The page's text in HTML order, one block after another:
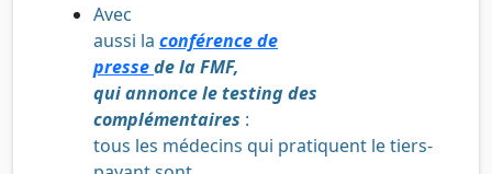
Avec
aussi la conférence de
pressede la FMF,
qui annonce le testing des
complémentaires :
tous les médecins qui pratiquent le tiers-